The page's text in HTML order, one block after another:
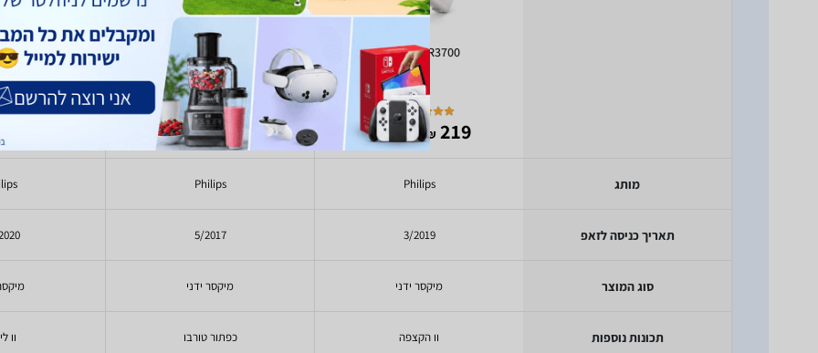
מותג
תאריך כניסה לזאפ
סוג המוצר
תכונות נוספות
Philips HR3700
(
)
219
₪
- 144
₪
Philips
3/2019
מיקסר ידני
וו הקצפה
Philips HR3740
(
13
219
₪
- 162
₪
Philips
5/2017
מיקסר ידני
כפתור טורבו
00
וו